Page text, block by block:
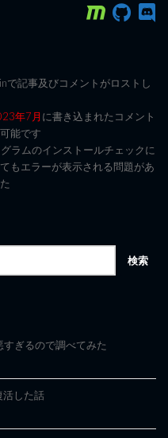
で記事及びコメントがロストし
年7月に書き込まれたコメント
能です
ラムのインストールチェックに
もエラーが表示される問題があ
ぎるので調べてみた
活した話